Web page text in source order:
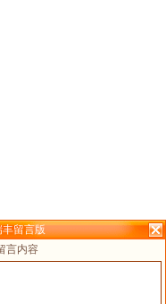
丰留言版
言内容